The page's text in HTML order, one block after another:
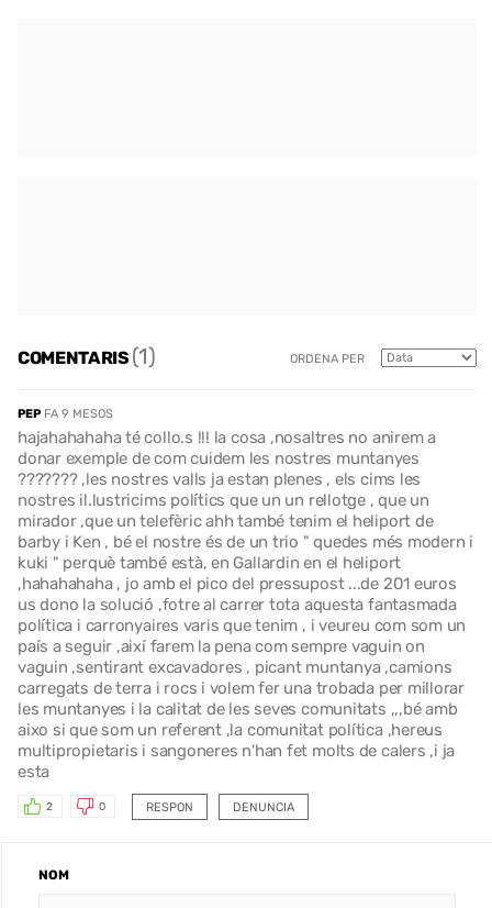
COMENTARIS(1) ORDENA PER
PEP FA 9 MESOS
hajahahahaha té collo.s !!! la cosa ,nosaltres no anirem a
donar exemple de com cuidem les nostres muntanyes
??????? ,les nostres valls ja estan plenes , els cims les
nostres il.lustricims polítics que un un rellotge , que un
mirador ,que un telefèric ahh també tenim el heliport de
barby i Ken , bé el nostre és de un trio " quedes més modern i
kuki " perquè també està, en Gallardin en el heliport
,hahahahaha , jo amb el pico del pressupost ...de 201 euros
us dono la solució ,fotre al carrer tota aquesta fantasmada
política i carronyaires varis que tenim , i veureu com som un
país a seguir ,així farem la pena com sempre vaguin on
vaguin ,sentirant excavadores , picant muntanya ,camions
carregats de terra i rocs i volem fer una trobada per millorar
les muntanyes i la calitat de les seves comunitats ,,,bé amb
aixo si que som un referent ,la comunitat política ,hereus
multipropietaris i sangoneres n'han fet molts de calers ,i ja
esta
RESPON
2 0 DENUNCIA
NOM